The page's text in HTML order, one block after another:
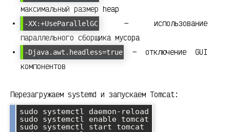
максимальный размер heap
-XX:+UseParallelGC
— использование
параллельного сборщика мусора
-Djava.awt.headless=true
— отключение GUI
компонентов
Перезагружаем systemd и запускаем Tomcat:
sudo systemctl daemon-reload
sudo systemctl enable tomcat
sudo systemctl start tomcat